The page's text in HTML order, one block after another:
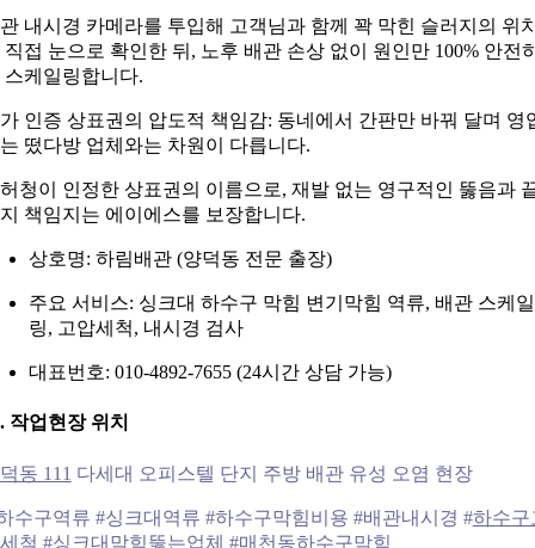
내시경 카메라를 투입해 고객님과 함께 꽉 막힌 슬러지의 위
직접 눈으로 확인한 뒤, 노후 배관 손상 없이 원인만 100% 안전
스케일링합니다.
인증 상표권의 압도적 책임감: 동네에서 간판만 바꿔 달며 영
떴다방 업체와는 차원이 다릅니다.
청이 인정한 상표권의 이름으로, 재발 없는 영구적인 뚫음과
책임지는 에이에스를 보장합니다.
상호명: 하림배관 (양덕동 전문 출장)
주요 서비스: 싱크대 하수구 막힘 변기막힘 역류, 배관 스케일
링, 고압세척, 내시경 검사
대표번호: 010-4892-7655 (24시간 상담 가능)
작업현장 위치
동 111 다세대 오피스텔 단지 주방 배관 유성 오염 현장
수구역류 #싱크대역류 #하수구막힘비용 #배관내시경 #하수구
척 #싱크대막힘뚫는업체 #매천동하수구막힘